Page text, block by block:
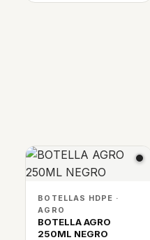
BOTELLAS HDPE ·
AGRO
BOTELLA AGRO
250ML NEGRO